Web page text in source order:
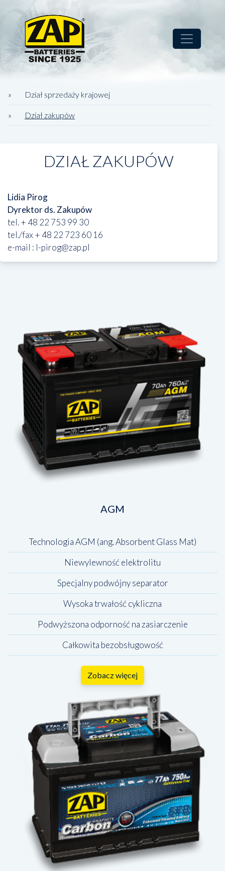
DZIAŁ ZAKUPÓW
Lidia Pirog
Dyrektor ds. Zakupów
tel. + 48 22 753 99 30
tel./fax + 48 22 723 60 16
e-mail : l-pirog@zap.pl
Main navigation
Dział sprzedaży krajowej
Dział zakupów
AGM
Technologia AGM (ang. Absorbent Glass Mat)
Niewylewność elektrolitu
Specjalny podwójny separator
Wysoka trwałość cykliczna
Podwyższona odporność na zasiarczenie
Całkowita bezobsługowość
Zobacz więcej